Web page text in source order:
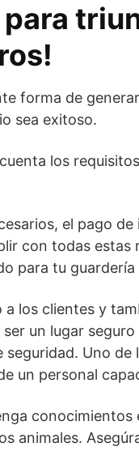
forma de
sea exitoso.
los
el pago
con todas
para tu
los clientes y
un lugar
Uno
un personal
animales.